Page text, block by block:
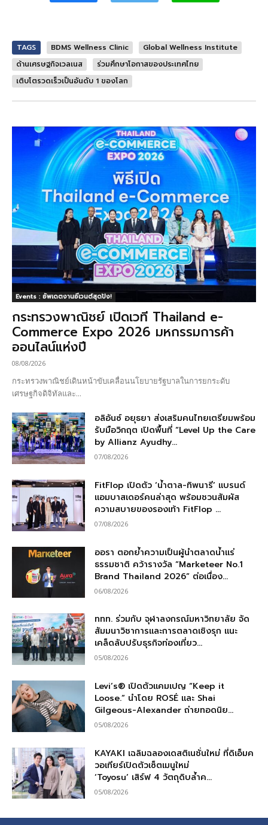
TAGS BDMS Wellness Clinic
Global Wellness Institute
ด้านเศรษฐกิจเวลเนส
ร่วมศึกษาโอกาสของประเทศไทย
เติบโตรวดเร็วเป็นอันดับ 1 ของโลก
Events : อัพเดตงานอีเวนต์สุดปัง!
กระทรวงพาณิชย์ เปิดเวที Thailand e-
Commerce Expo 2026 มหกรรมการค้า
ออนไลน์แห่งปี
08/08/2026
กระทรวงพาณิชย์เดินหน้าขับเคลื่อนนโยบายรัฐบาลในการยกระดับ
เศรษฐกิจดิจิทัลและ...
อลิอันซ์ อยุธยา ส่งเสริมคนไทยเตรียมพร้อม
รับมือวิกฤต เปิดพื้นที่ “Level Up the Care
by Allianz Ayudhy...
07/08/2026
FitFlop เปิดตัว ‘น้ำตาล-ทิพนารี’ แบรนด์
แอมบาสเดอร์คนล่าสุด พร้อมชวนสัมผัส
ความสบายของรองเท้า FitFlop ...
07/08/2026
ออรา ตอกย้ำความเป็นผู้นำตลาดน้ำแร่
ธรรมชาติ คว้ารางวัล “Marketeer No.1
Brand Thailand 2026” ต่อเนื่อง...
06/08/2026
ททท. ร่วมกับ จุฬาลงกรณ์มหาวิทยาลัย จัด
สัมมนาวิชาการและการตลาดเชิงรุก แนะ
เคล็ดลับปรับธุรกิจท่องเที่ยว...
05/08/2026
Levi’s® เปิดตัวแคมเปญ “Keep it
Loose.” นำโดย ROSÉ และ Shai
Gilgeous-Alexander ถ่ายทอดนิย...
05/08/2026
KAYAKI เฉลิมฉลองเดสติเนชั่นใหม่ ที่ดิเอ็มค
วอเทียร์เปิดตัวเซ็ตเมนูใหม่
‘Toyosu’ เสิร์ฟ 4 วัตถุดิบล้ำค...
05/08/2026